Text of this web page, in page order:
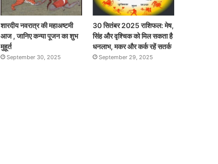
शारदीय नवरात्र की महाअष्टमी
आज , जानिए कन्या पूजन का शुभ
मुहूर्त
September 30, 2025
30 सितंबर 2025 राशिफल: मेष,
सिंह और वृश्चिक को मिल सकता है
धनलाभ, मकर और कर्क रहें सतर्क
September 29, 2025